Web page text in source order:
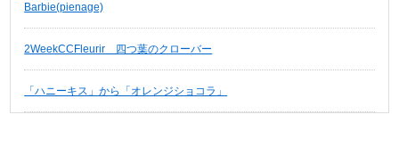
Barbie(pienage)
2WeekCCFleurir 四つ葉のクローバー
「ハニーキス」から「オレンジショコラ」